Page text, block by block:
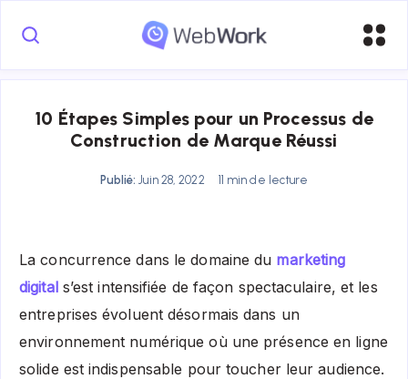
10 Étapes Simples pour un Processus de
Construction de Marque Réussi
Publié: Juin 28, 2022 11 min de lecture
La concurrence dans le domaine du marketing
digitals’est intensifiée de façon spectaculaire, et les
entreprises évoluent désormais dans un
environnement numérique où une présence en ligne
solide est indispensable pour toucher leur audience.